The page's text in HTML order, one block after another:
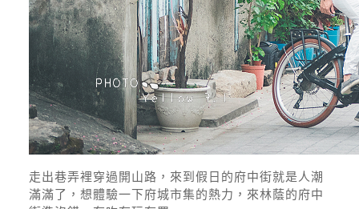
走出巷弄裡穿過開山路，來到假日的府中街就是人潮
滿滿了，想體驗一下府城市集的熱力，來林蔭的府中